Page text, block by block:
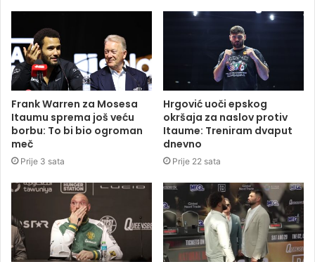
Frank Warren za Mosesa
Itaumu sprema još veću
borbu: To bi bio ogroman
meč
Prije 3 sata
Hrgović uoči epskog
okršaja za naslov protiv
Itaume: Treniram dvaput
dnevno
Prije 22 sata